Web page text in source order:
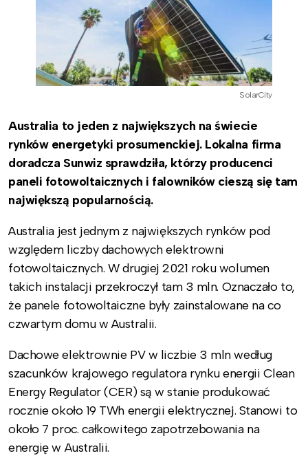
SolarCity
Australia to jeden z największych na świecie
rynków energetyki prosumenckiej. Lokalna firma
doradcza Sunwiz sprawdziła, którzy producenci
paneli fotowoltaicznych i falowników cieszą się tam
największą popularnością.
Australia jest jednym z największych rynków pod
względem liczby dachowych elektrowni
fotowoltaicznych. W drugiej 2021 roku wolumen
takich instalacji przekroczył tam 3 mln. Oznaczało to,
że panele fotowoltaiczne były zainstalowane na co
czwartym domu w Australii.
Dachowe elektrownie PV w liczbie 3 mln według
szacunków krajowego regulatora rynku energii Clean
Energy Regulator (CER) są w stanie produkować
rocznie około 19 TWh energii elektrycznej. Stanowi to
około 7 proc. całkowitego zapotrzebowania na
energię w Australii.